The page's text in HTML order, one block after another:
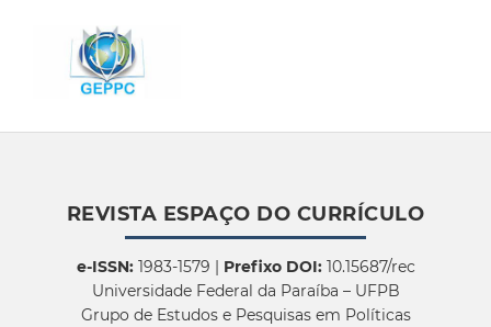
REVISTA ESPAÇO DO CURRÍCULO
e-ISSN:1983-1579 | Prefixo DOI:10.15687/rec
Universidade Federal da Paraíba – UFPB
Grupo de Estudos e Pesquisas em Políticas